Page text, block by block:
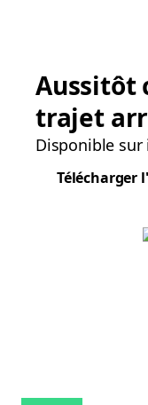
Aussitôt
trajet
Disponible sur
Télécharger